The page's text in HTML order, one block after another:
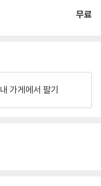
무료
내 가게에서 팔기